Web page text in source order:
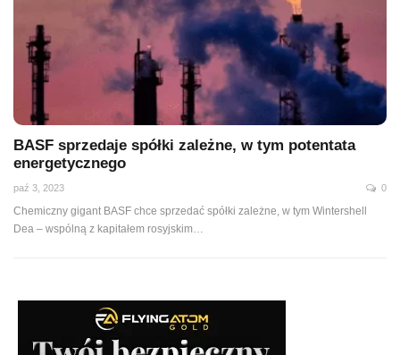
BASF sprzedaje spółki zależne, w tym potentata
energetycznego
paź 3, 2023 0
Chemiczny gigant BASF chce sprzedać spółki zależne, w tym Wintershell
Dea – wspólną z kapitałem rosyjskim…